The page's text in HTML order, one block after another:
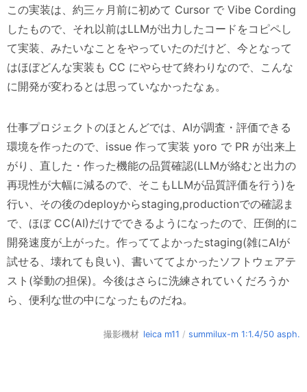
この実装は、約三ヶ月前に初めて Cursor で Vibe Cording
したもので、それ以前はLLMが出力したコードをコピペし
て実装、みたいなことをやっていたのだけど、今となって
はほぼどんな実装も CC にやらせて終わりなので、こんな
に開発が変わるとは思っていなかったなぁ。
仕事プロジェクトのほとんどでは、AIが調査・評価できる
環境を作ったので、issue 作って実装 yoro で PR が出来上
がり、直した・作った機能の品質確認(LLMが絡むと出力の
再現性が大幅に減るので、そこもLLMが品質評価を行う)を
行い、その後のdeployからstaging,productionでの確認ま
で、ほぼ CC(AI)だけでできるようになったので、圧倒的に
開発速度が上がった。作っててよかったstaging(雑にAIが
試せる、壊れても良い)、書いててよかったソフトウェアテ
スト(挙動の担保)。今後はさらに洗練されていくだろうか
ら、便利な世の中になったものだね。
撮影機材 leica m11 / summilux-m 1:1.4/50 asph.